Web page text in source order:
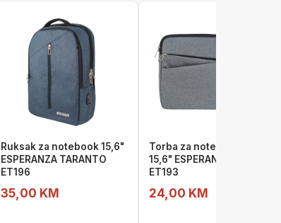
Ruksak za notebook 15,6"
ESPERANZA TARANTO
ET196
35,00 KM
Torba za notebook sleeve
15,6" ESPERANZA VERONA
ET193
24,00 KM